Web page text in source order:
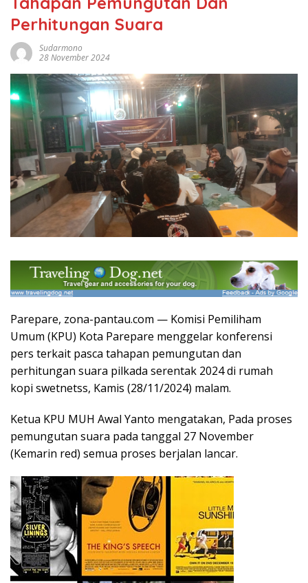
Perhitungan Suara
Sudarmono
28 November 2024
Parepare, zona-pantau.com — Komisi Pemiliham
Umum (KPU) Kota Parepare menggelar konferensi
pers terkait pasca tahapan pemungutan dan
perhitungan suara pilkada serentak 2024 di rumah
kopi swetnetss, Kamis (28/11/2024) malam.
Ketua KPU MUH Awal Yanto mengatakan, Pada proses
pemungutan suara pada tanggal 27 November
(Kemarin red) semua proses berjalan lancar.